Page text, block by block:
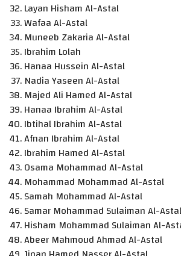
Layan Hisham Al-Astal
Wafaa Al-Astal
Muneeb Zakaria Al-Astal
Ibrahim Lolah
Hanaa Hussein Al-Astal
Nadia Yaseen Al-Astal
Majed Ali Hamed Al-Astal
Hanaa Ibrahim Al-Astal
Ibtihal Ibrahim Al-Astal
Afnan Ibrahim Al-Astal
Ibrahim Hamed Al-Astal
Osama Mohammad Al-Astal
Mohammad Mohammad Al-Astal
Samah Mohammad Al-Astal
Samar Mohammad Sulaiman Al-Astal
Hisham Mohammad Sulaiman Al-
Abeer Mahmoud Ahmad Al-Astal